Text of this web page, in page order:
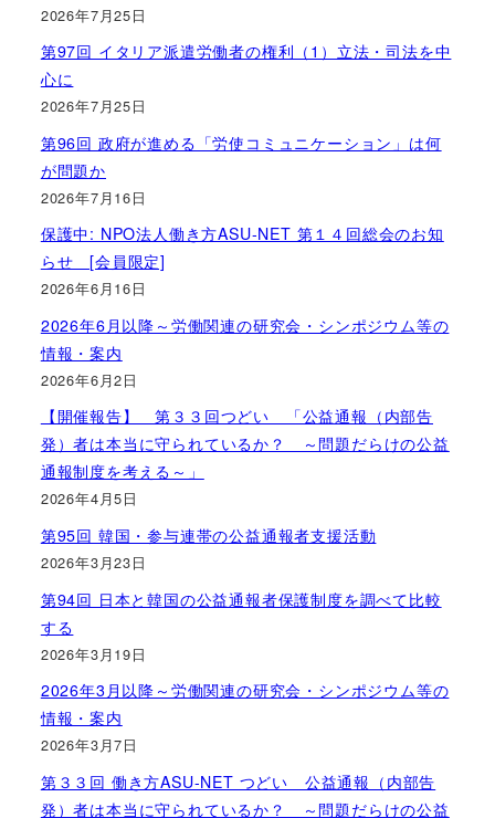
2026年7月25日
第97回 イタリア派遣労働者の権利（1）立法・司法を中
心に
2026年7月25日
第96回 政府が進める「労使コミュニケーション」は何
が問題か
2026年7月16日
保護中: NPO法人働き方ASU-NET 第１４回総会のお知
らせ [会員限定]
2026年6月16日
2026年6月以降～労働関連の研究会・シンポジウム等の
情報・案内
2026年6月2日
【開催報告】 第３３回つどい 「公益通報（内部告
発）者は本当に守られているか？ ～問題だらけの公益
通報制度を考える～」
2026年4月5日
第95回 韓国・参与連帯の公益通報者支援活動
2026年3月23日
第94回 日本と韓国の公益通報者保護制度を調べて比較
する
2026年3月19日
2026年3月以降～労働関連の研究会・シンポジウム等の
情報・案内
2026年3月7日
第３３回 働き方ASU-NET つどい 公益通報（内部告
発）者は本当に守られているか？ ～問題だらけの公益